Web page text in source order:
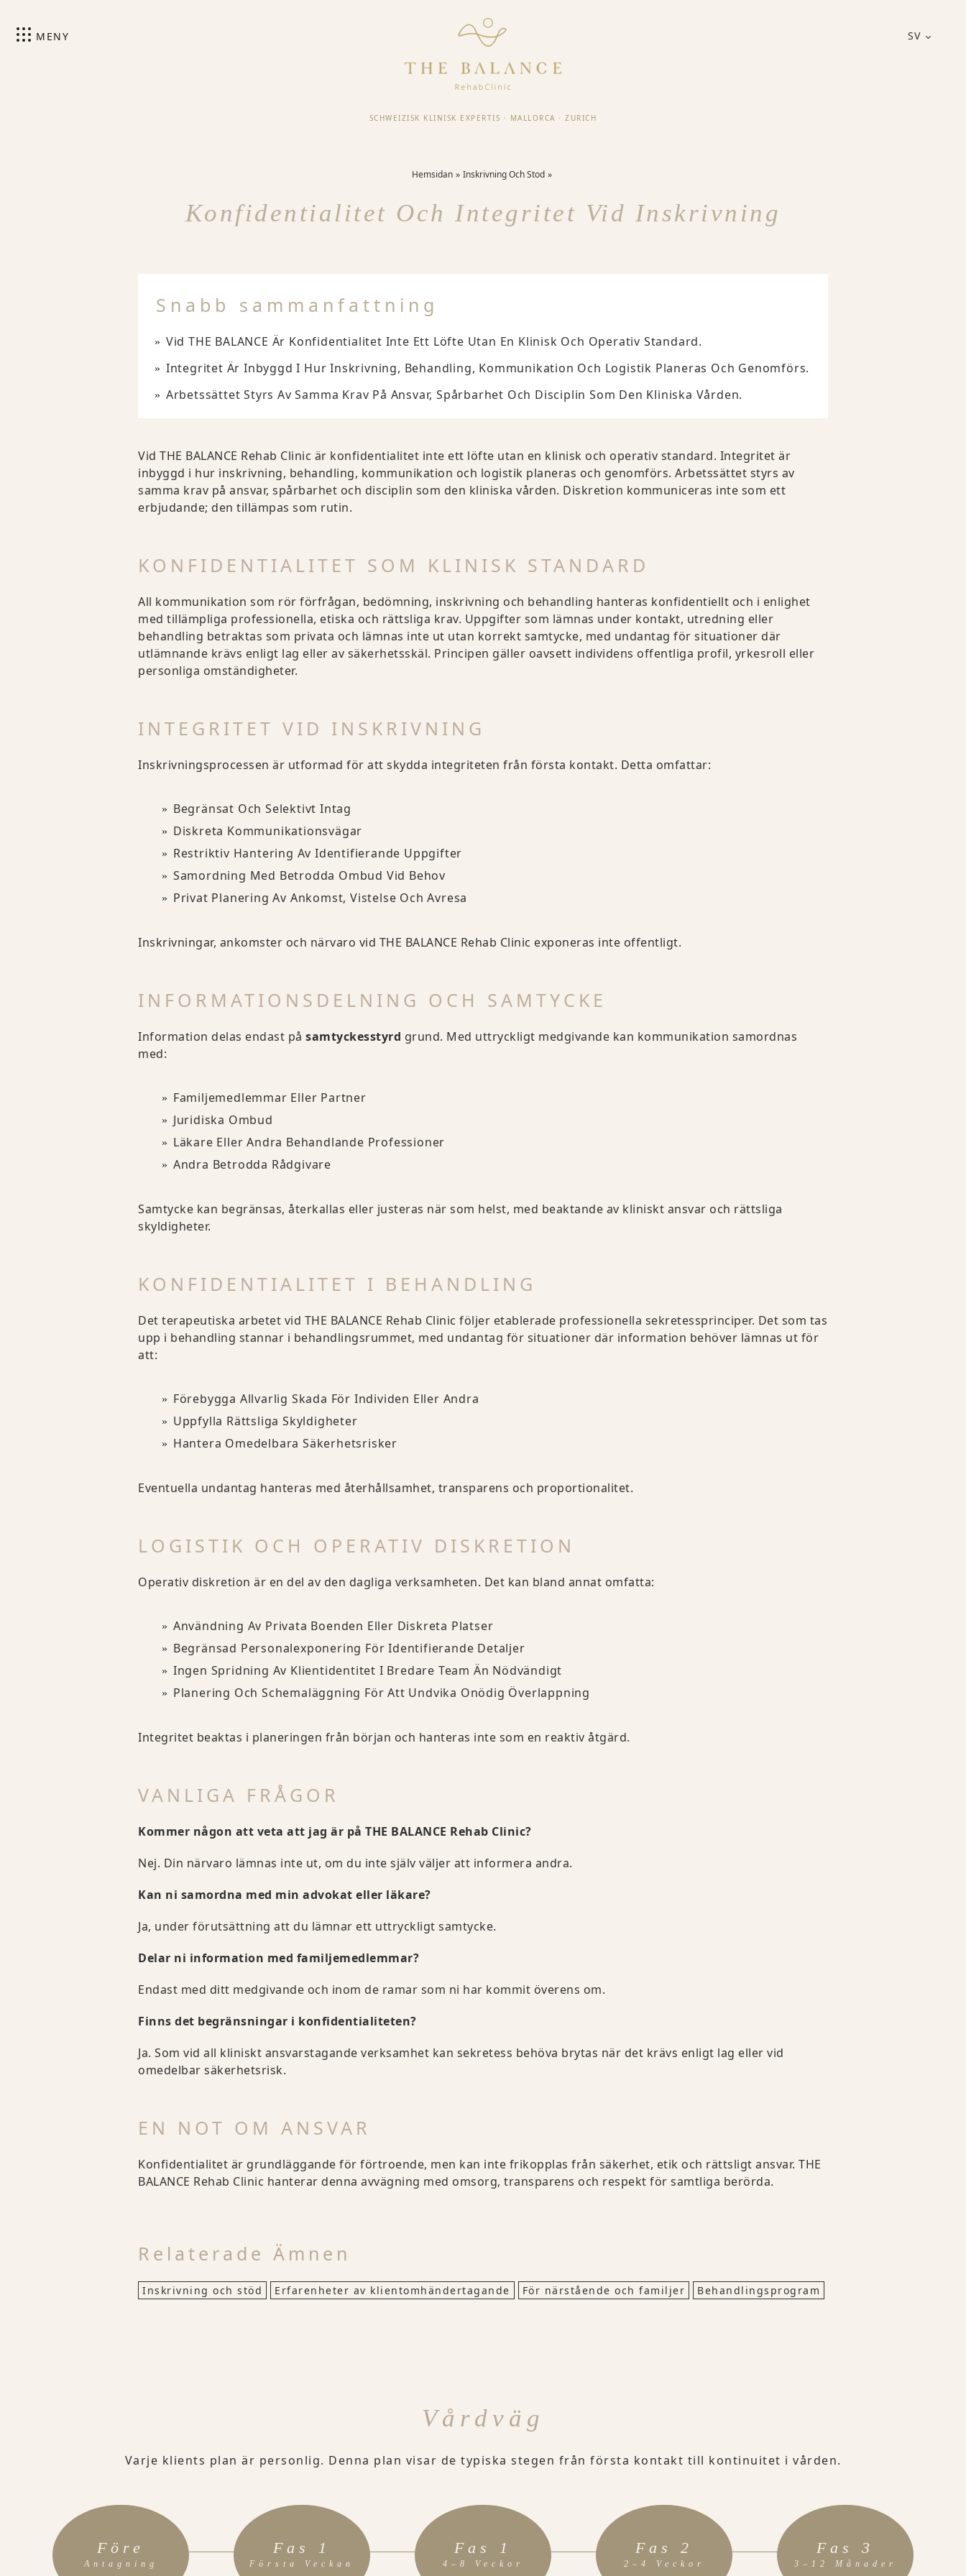
SV
MENY
SCHWEIZISK KLINISK EXPERTIS · MALLORCA · ZURICH
Hemsidan Inskrivning Och Stod
Konfidentialitet Och Integritet Vid Inskrivning
Snabb sammanfattning
Vid THE BALANCE Är Konfidentialitet Inte Ett Löfte Utan En Klinisk Och Operativ Standard.
Integritet Är Inbyggd I Hur Inskrivning, Behandling, Kommunikation Och Logistik Planeras Och Genomförs.
Arbetssättet Styrs Av Samma Krav På Ansvar, Spårbarhet Och Disciplin Som Den Kliniska Vården.
Vid THE BALANCE Rehab Clinic är konfidentialitet inte ett löfte utan en klinisk och operativ standard. Integritet är
inbyggd i hur inskrivning, behandling, kommunikation och logistik planeras och genomförs. Arbetssättet styrs av
samma krav på ansvar, spårbarhet och disciplin som den kliniska vården. Diskretion kommuniceras inte som ett
erbjudande; den tillämpas som rutin.
KONFIDENTIALITET SOM KLINISK STANDARD
All kommunikation som rör förfrågan, bedömning, inskrivning och behandling hanteras konfidentiellt och i enlighet
med tillämpliga professionella, etiska och rättsliga krav. Uppgifter som lämnas under kontakt, utredning eller
behandling betraktas som privata och lämnas inte ut utan korrekt samtycke, med undantag för situationer där
utlämnande krävs enligt lag eller av säkerhetsskäl. Principen gäller oavsett individens offentliga profil, yrkesroll eller
personliga omständigheter.
INTEGRITET VID INSKRIVNING
Inskrivningsprocessen är utformad för att skydda integriteten från första kontakt. Detta omfattar:
Begränsat Och Selektivt Intag
Diskreta Kommunikationsvägar
Restriktiv Hantering Av Identifierande Uppgifter
Samordning Med Betrodda Ombud Vid Behov
Privat Planering Av Ankomst, Vistelse Och Avresa
Inskrivningar, ankomster och närvaro vid THE BALANCE Rehab Clinic exponeras inte offentligt.
INFORMATIONSDELNING OCH SAMTYCKE
Information delas endast på samtyckesstyrd grund. Med uttryckligt medgivande kan kommunikation samordnas
med:
Familjemedlemmar Eller Partner
Juridiska Ombud
Läkare Eller Andra Behandlande Professioner
Andra Betrodda Rådgivare
Samtycke kan begränsas, återkallas eller justeras när som helst, med beaktande av kliniskt ansvar och rättsliga
skyldigheter.
KONFIDENTIALITET I BEHANDLING
Det terapeutiska arbetet vid THE BALANCE Rehab Clinic följer etablerade professionella sekretessprinciper. Det som tas
upp i behandling stannar i behandlingsrummet, med undantag för situationer där information behöver lämnas ut för
att:
Förebygga Allvarlig Skada För Individen Eller Andra
Uppfylla Rättsliga Skyldigheter
Hantera Omedelbara Säkerhetsrisker
Eventuella undantag hanteras med återhållsamhet, transparens och proportionalitet.
LOGISTIK OCH OPERATIV DISKRETION
Operativ diskretion är en del av den dagliga verksamheten. Det kan bland annat omfatta:
Användning Av Privata Boenden Eller Diskreta Platser
Begränsad Personalexponering För Identifierande Detaljer
Ingen Spridning Av Klientidentitet I Bredare Team Än Nödvändigt
Planering Och Schemaläggning För Att Undvika Onödig Överlappning
Integritet beaktas i planeringen från början och hanteras inte som en reaktiv åtgärd.
VANLIGA FRÅGOR
Kommer någon att veta att jag är på THE BALANCE Rehab Clinic?
Nej. Din närvaro lämnas inte ut, om du inte själv väljer att informera andra.
Kan ni samordna med min advokat eller läkare?
Ja, under förutsättning att du lämnar ett uttryckligt samtycke.
Delar ni information med familjemedlemmar?
Endast med ditt medgivande och inom de ramar som ni har kommit överens om.
Finns det begränsningar i konfidentialiteten?
Ja. Som vid all kliniskt ansvarstagande verksamhet kan sekretess behöva brytas när det krävs enligt lag eller vid
omedelbar säkerhetsrisk.
EN NOT OM ANSVAR
Konfidentialitet är grundläggande för förtroende, men kan inte frikopplas från säkerhet, etik och rättsligt ansvar. THE
BALANCE Rehab Clinic hanterar denna avvägning med omsorg, transparens och respekt för samtliga berörda.
Relaterade Ämnen
Inskrivning och stöd Erfarenheter av klientomhändertagande För närstående och familjer Behandlingsprogram
Vårdväg
Varje klients plan är personlig. Denna plan visar de typiska stegen från första kontakt till kontinuitet i vården.
Före
Antagning
Fas 1
Första Veckan
Fas 1
4–8 Veckor
Fas 2
2–4 Veckor
Fas 3
3–12 Månader